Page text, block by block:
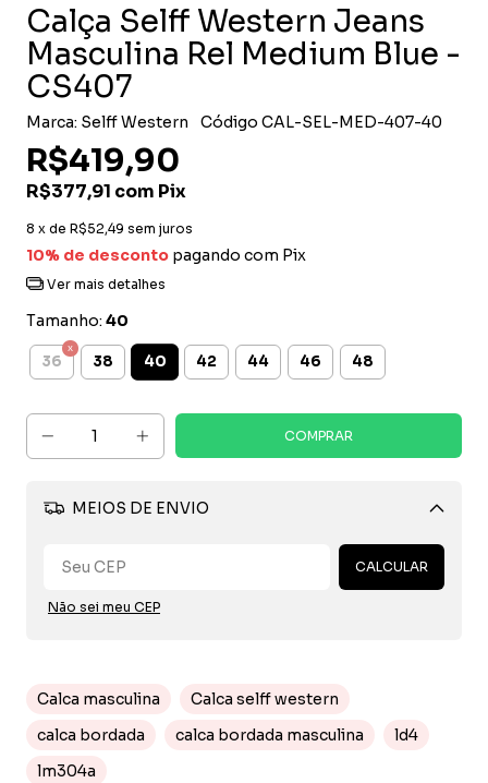
Calça Selff Western Jeans
Masculina Rel Medium Blue -
CS407
Marca: Selff Western Código CAL-SEL-MED-407-40
R$419,90
R$377,91 com Pix
8 x de R$52,49 sem juros
10% de desconto pagando com Pix
Ver mais detalhes
Tamanho: 40
36 38 40 42 44 46 48
MEIOS DE ENVIO
Alterar CEP
CALCULAR
Não sei meu CEP
Calca masculina
Calca selff western
calca bordada
calca bordada masculina
ld4
lm304a